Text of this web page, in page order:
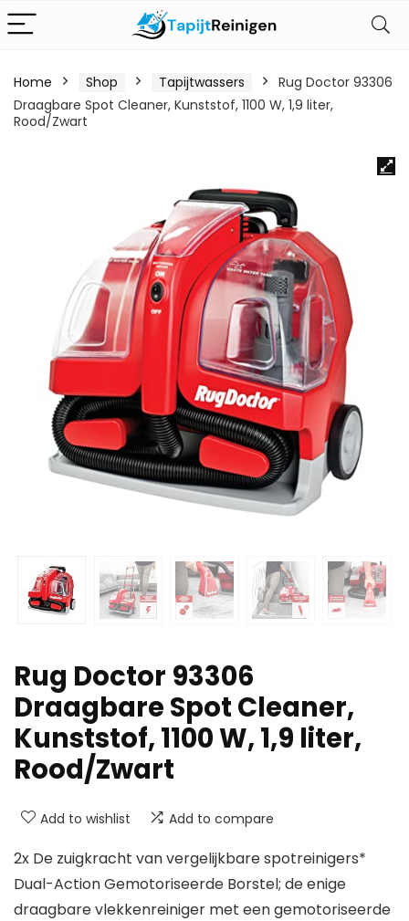
Home Shop Tapijtwassers
Rug Doctor 93306
Draagbare Spot Cleaner, Kunststof, 1100 W, 1,9 liter,
Rood/Zwart
Rug Doctor 93306
Draagbare Spot Cleaner,
Kunststof, 1100 W, 1,9 liter,
Rood/Zwart
Add to wishlist Add to compare
2x De zuigkracht van vergelijkbare spotreinigers*
Dual-Action Gemotoriseerde Borstel; de enige
draagbare vlekkenreiniger met een gemotoriseerde